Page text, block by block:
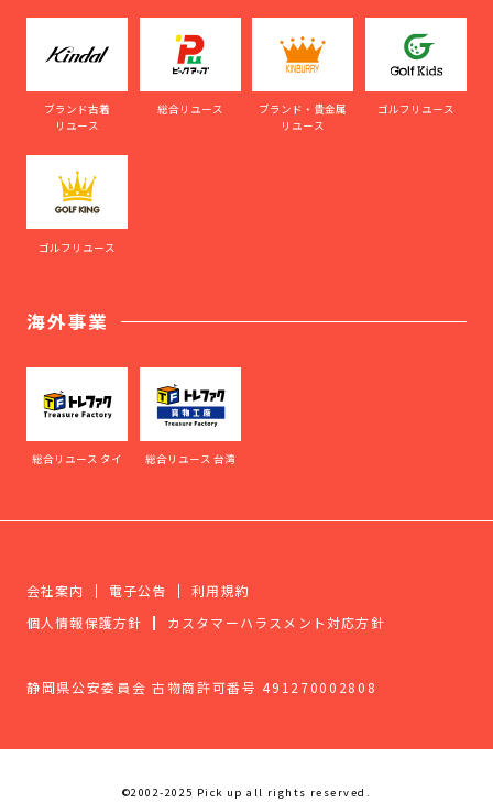
ブランド古着
リユース
総合リユース
ブランド・貴金属
リユース
ゴルフリユース
ゴルフリユース
海外事業
総合リユース タイ 総合リユース 台湾
会社案内 電子公告
利用規約
個人情報保護方針
カスタマーハラスメント対応方針
静岡県公安委員会 古物商許可番号 491270002808
©2002-2025 Pick up all rights reserved.